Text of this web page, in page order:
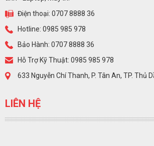
Điện thoại: 0707 8888 36
Hotline: 0985 985 978
Bảo Hành: 0707 8888 36
Hỗ Trợ Kỹ Thuật: 0985 985 978
633 Nguyễn Chí Thanh, P. Tân An, TP. Thủ
LIÊN HỆ